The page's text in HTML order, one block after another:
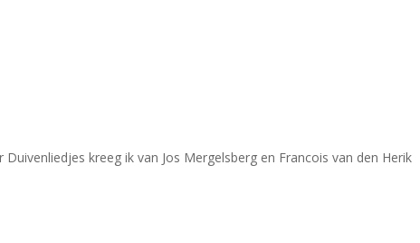
kreeg ik van Jos Mergelsberg en Francois van den Herik